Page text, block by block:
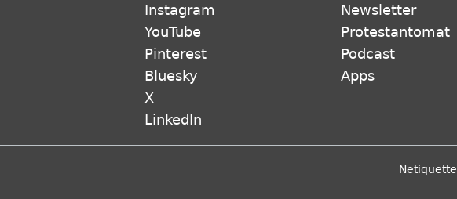
Instagram
YouTube
Pinterest
Bluesky
X
LinkedIn
Newsletter
Protestantomat
Podcast
Apps
Netiquette